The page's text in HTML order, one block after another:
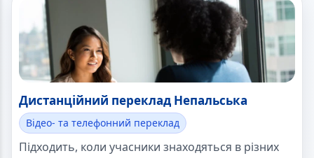
Дистанційний переклад Непальська
Відео- та телефонний переклад
Підходить, коли учасники знаходяться в різних